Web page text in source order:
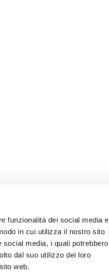
funzionalità dei social media e
in cui utilizza il nostro sito
media, i quali potrebbero
dal suo utilizzo dei loro
web.